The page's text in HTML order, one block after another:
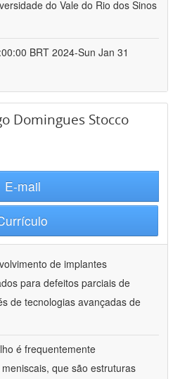
do Vale do Rio dos Sinos
BRT 2024-Sun Jan 31
Domingues Stocco
E-mail
de implantes
para defeitos parciais de
de tecnologias avançadas de
é frequentemente
que são estruturas